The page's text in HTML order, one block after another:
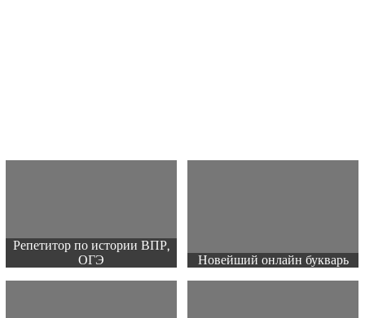
Репетитор по истории ВПР,
ОГЭ
Новейший онлайн букварь